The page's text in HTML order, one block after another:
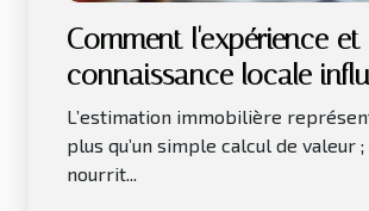
Comment l'expérience et
connaissance locale
elles l'estimation
L’estimation immobilière
plus qu’un simple calcul de valeur
nourrit...